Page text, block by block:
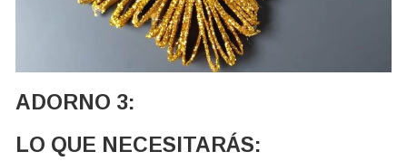
ADORNO 3:
LO QUE NECESITARÁS: